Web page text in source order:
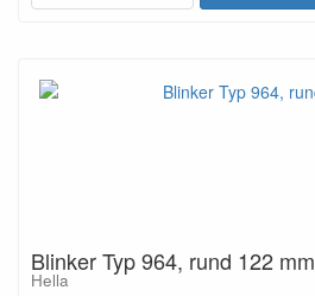
Blinker Typ 964, rund 122 mm
Hella